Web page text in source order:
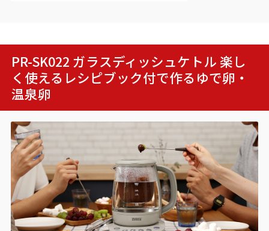
PR-SK022 ガラスディッシュケトル 楽し
く使えるレシピブック付で作るゆで卵・
温泉卵